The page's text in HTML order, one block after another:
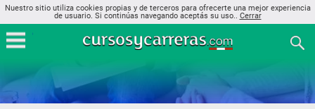
Nuestro sitio utiliza cookies propias y de terceros para ofrecerte una mejor experiencia
de usuario. Si continúas navegando aceptás su uso.. Cerrar